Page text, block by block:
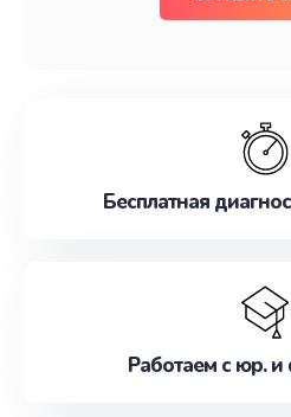
Бесплатная
Работаем с юр.